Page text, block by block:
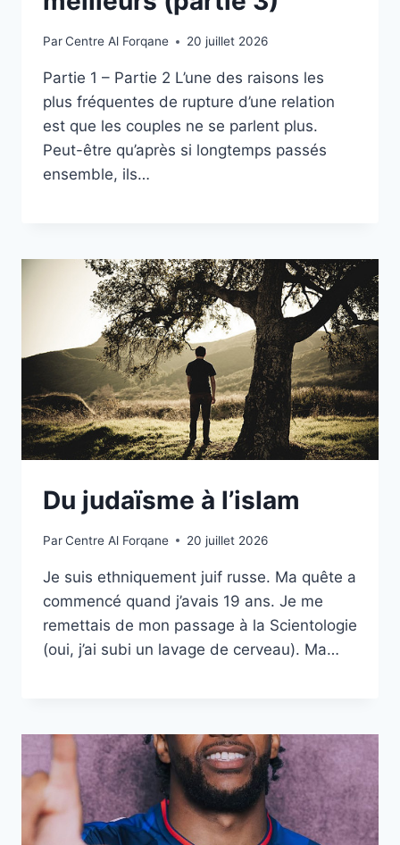
ParCentre Al Forqane 20 juillet 2026
Partie 1 – Partie 2 L’une des raisons les
plus fréquentes de rupture d’une relation
est que les couples ne se parlent plus.
Peut-être qu’après si longtemps passés
ensemble, ils…
Du judaïsme à l’islam
ParCentre Al Forqane 20 juillet 2026
Je suis ethniquement juif russe. Ma quête a
commencé quand j’avais 19 ans. Je me
remettais de mon passage à la Scientologie
(oui, j’ai subi un lavage de cerveau). Ma…